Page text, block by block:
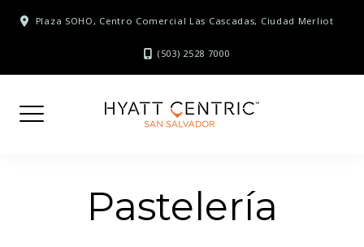
Plaza SOHO, Centro Comercial Las Cascadas, Ciudad Merliot
(503) 2528 7000
Pastelería